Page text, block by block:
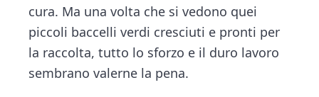
cura. Ma una volta che si vedono quei
piccoli baccelli verdi cresciuti e pronti per
la raccolta, tutto lo sforzo e il duro lavoro
sembrano valerne la pena.